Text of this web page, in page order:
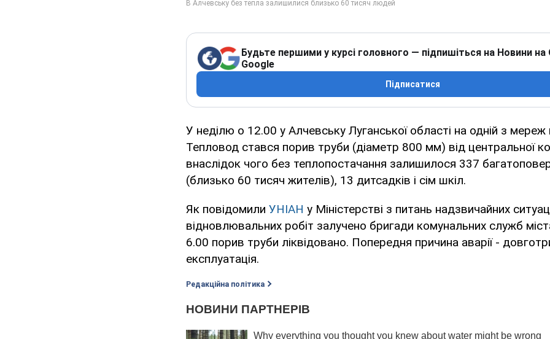
Будьте першими у курсі головного — підпишіться на Новини на
Google
Підписатися
У неділю о 12.00 у Алчевську Луганської області на одній з мереж
Тепловод стався порив труби (діаметр 800 мм) від центральної
внаслідок чого без теплопостачання залишилося 337
(близько 60 тисяч жителів), 13 дитсадків і сім шкіл.
Як повідомили УНІАН у Міністерстві з питань надзвичайних
відновлювальних робіт залучено бригади комунальних служб
6.00 порив труби ліквідовано. Попередня причина аварії -
експлуатація.
Редакційна політика